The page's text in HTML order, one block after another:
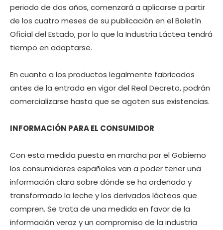
periodo de dos años, comenzará a aplicarse a partir
de los cuatro meses de su publicación en el Boletín
Oficial del Estado, por lo que la Industria Láctea tendrá
tiempo en adaptarse.
En cuanto a los productos legalmente fabricados
antes de la entrada en vigor del Real Decreto, podrán
comercializarse hasta que se agoten sus existencias.
INFORMACIÓN PARA EL CONSUMIDOR
Con esta medida puesta en marcha por el Gobierno
los consumidores españoles van a poder tener una
información clara sobre dónde se ha ordeñado y
transformado la leche y los derivados lácteos que
compren. Se trata de una medida en favor de la
información veraz y un compromiso de la industria